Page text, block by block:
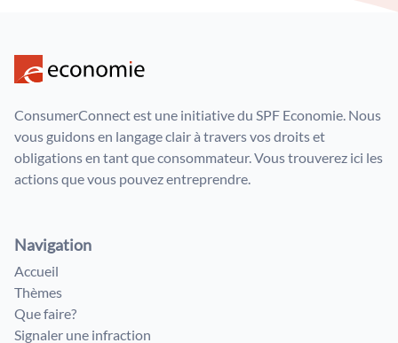
ConsumerConnect est une initiative du SPF Economie. Nous
vous guidons en langage clair à travers vos droits et
obligations en tant que consommateur. Vous trouverez ici les
actions que vous pouvez entreprendre.
Navigation
Accueil
Thèmes
Que faire?
Signaler une infraction